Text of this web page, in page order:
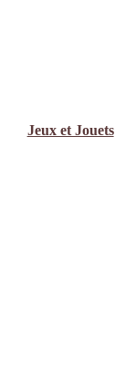
Jeux et Jouets